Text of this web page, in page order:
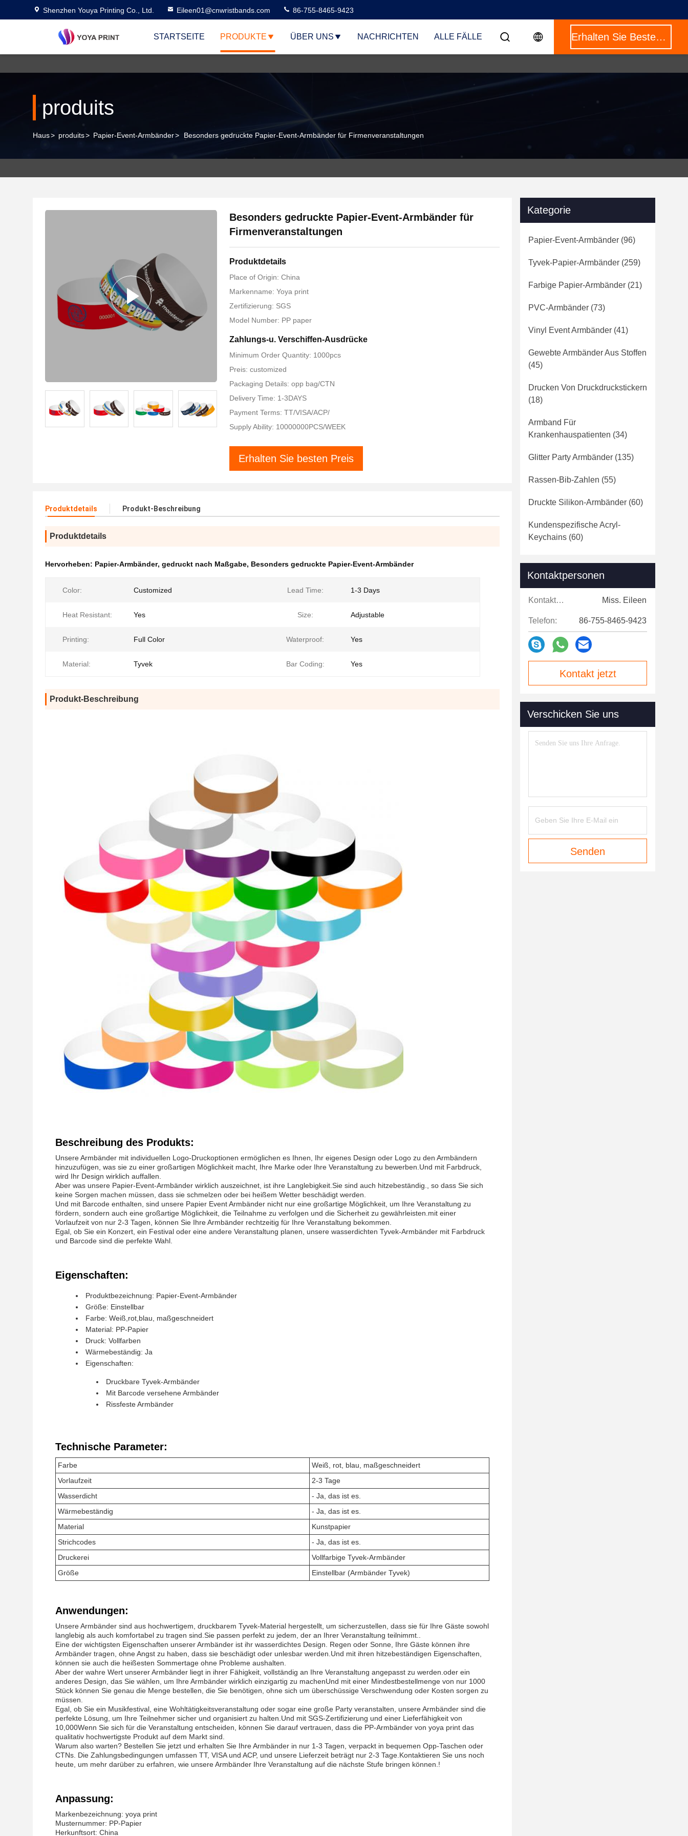
Shenzhen Youya Printing Co., Ltd. Eileen01@cnwristbands.com 86-755-8465-9423
STARTSEITE PRODUKTE ÜBER UNS NACHRICHTEN ALLE FÄLLE Erhalten Sie Besten Preis
produits
Haus> produits> Papier-Event-Armbänder> Besonders gedruckte Papier-Event-Armbänder für Firmenveranstaltungen
Besonders gedruckte Papier-Event-Armbänder für
Firmenveranstaltungen
Produktdetails
Place of Origin: China
Markenname: Yoya print
Zertifizierung: SGS
Model Number: PP paper
Zahlungs-u. Verschiffen-Ausdrücke
Minimum Order Quantity: 1000pcs
Preis: customized
Packaging Details: opp bag/CTN
Delivery Time: 1-3DAYS
Payment Terms: TT/VISA/ACP/
Supply Ability: 10000000PCS/WEEK
Erhalten Sie besten Preis
Produktdetails Produkt-Beschreibung
Produktdetails
Hervorheben: Papier-Armbänder, gedruckt nach Maßgabe, Besonders gedruckte Papier-Event-Armbänder
Color: Customized Lead Time: 1-3 Days
Heat Resistant: Yes Size: Adjustable
Printing: Full Color Waterproof: Yes
Material: Tyvek Bar Coding: Yes
Produkt-Beschreibung
Beschreibung des Produkts:
Unsere Armbänder mit individuellen Logo-Druckoptionen ermöglichen es Ihnen, Ihr eigenes Design oder Logo zu den Armbändern
hinzuzufügen, was sie zu einer großartigen Möglichkeit macht, Ihre Marke oder Ihre Veranstaltung zu bewerben.Und mit Farbdruck,
wird Ihr Design wirklich auffallen.
Aber was unsere Papier-Event-Armbänder wirklich auszeichnet, ist ihre Langlebigkeit.Sie sind auch hitzebeständig., so dass Sie sich
keine Sorgen machen müssen, dass sie schmelzen oder bei heißem Wetter beschädigt werden.
Und mit Barcode enthalten, sind unsere Papier Event Armbänder nicht nur eine großartige Möglichkeit, um Ihre Veranstaltung zu
fördern, sondern auch eine großartige Möglichkeit, die Teilnahme zu verfolgen und die Sicherheit zu gewährleisten.mit einer
Vorlaufzeit von nur 2-3 Tagen, können Sie Ihre Armbänder rechtzeitig für Ihre Veranstaltung bekommen.
Egal, ob Sie ein Konzert, ein Festival oder eine andere Veranstaltung planen, unsere wasserdichten Tyvek-Armbänder mit Farbdruck
und Barcode sind die perfekte Wahl.
Eigenschaften:
Produktbezeichnung: Papier-Event-Armbänder
Größe: Einstellbar
Farbe: Weiß,rot,blau, maßgeschneidert
Material: PP-Papier
Druck: Vollfarben
Wärmebeständig: Ja
Eigenschaften:
Druckbare Tyvek-Armbänder
Mit Barcode versehene Armbänder
Rissfeste Armbänder
Technische Parameter:
Farbe
Weiß, rot, blau, maßgeschneidert
Vorlaufzeit
2-3 Tage
Wasserdicht
- Ja, das ist es.
Wärmebeständig
- Ja, das ist es.
Material
Kunstpapier
Strichcodes
- Ja, das ist es.
Druckerei
Vollfarbige Tyvek-Armbänder
Größe
Einstellbar (Armbänder Tyvek)
Anwendungen:
Unsere Armbänder sind aus hochwertigem, druckbarem Tyvek-Material hergestellt, um sicherzustellen, dass sie für Ihre Gäste sowohl
langlebig als auch komfortabel zu tragen sind.Sie passen perfekt zu jedem, der an Ihrer Veranstaltung teilnimmt..
Eine der wichtigsten Eigenschaften unserer Armbänder ist ihr wasserdichtes Design. Regen oder Sonne, Ihre Gäste können ihre
Armbänder tragen, ohne Angst zu haben, dass sie beschädigt oder unlesbar werden.Und mit ihren hitzebeständigen Eigenschaften,
können sie auch die heißesten Sommertage ohne Probleme aushalten.
Aber der wahre Wert unserer Armbänder liegt in ihrer Fähigkeit, vollständig an Ihre Veranstaltung angepasst zu werden.oder ein
anderes Design, das Sie wählen, um Ihre Armbänder wirklich einzigartig zu machenUnd mit einer Mindestbestellmenge von nur 1000
Stück können Sie genau die Menge bestellen, die Sie benötigen, ohne sich um überschüssige Verschwendung oder Kosten sorgen zu
müssen.
Egal, ob Sie ein Musikfestival, eine Wohltätigkeitsveranstaltung oder sogar eine große Party veranstalten, unsere Armbänder sind die
perfekte Lösung, um Ihre Teilnehmer sicher und organisiert zu halten.Und mit SGS-Zertifizierung und einer Lieferfähigkeit von
10,000Wenn Sie sich für die Veranstaltung entscheiden, können Sie darauf vertrauen, dass die PP-Armbänder von yoya print das
qualitativ hochwertigste Produkt auf dem Markt sind.
Warum also warten? Bestellen Sie jetzt und erhalten Sie Ihre Armbänder in nur 1-3 Tagen, verpackt in bequemen Opp-Taschen oder
CTNs. Die Zahlungsbedingungen umfassen TT, VISA und ACP, und unsere Lieferzeit beträgt nur 2-3 Tage.Kontaktieren Sie uns noch
heute, um mehr darüber zu erfahren, wie unsere Armbänder Ihre Veranstaltung auf die nächste Stufe bringen können.!
Anpassung:
Markenbezeichnung: yoya print
Musternummer: PP-Papier
Herkunftsort: China
Kategorie
Papier-Event-Armbänder (96)
Tyvek-Papier-Armbänder (259)
Farbige Papier-Armbänder (21)
PVC-Armbänder (73)
Vinyl Event Armbänder (41)
Gewebte Armbänder Aus Stoffen
(45)
Drucken Von Druckdruckstickern
(18)
Armband Für
Krankenhauspatienten (34)
Glitter Party Armbänder (135)
Rassen-Bib-Zahlen (55)
Druckte Silikon-Armbänder (60)
Kundenspezifische Acryl-
Keychains (60)
Kontaktpersonen
Kontaktpersonen: Miss. Eileen
Telefon: 86-755-8465-9423
Kontakt jetzt
Verschicken Sie uns
Senden